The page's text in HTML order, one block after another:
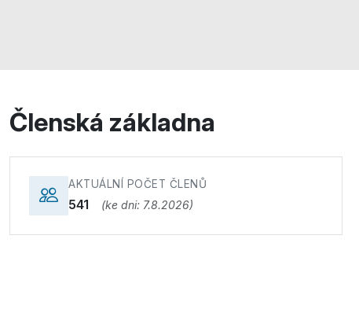
Členská základna
AKTUÁLNÍ POČET ČLENŮ
541 (ke dni: 7.8.2026)